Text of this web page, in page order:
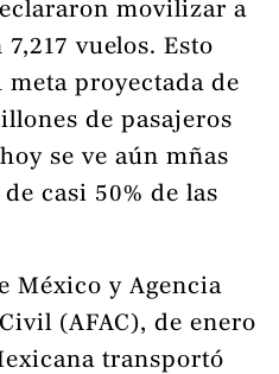
movilizar a
vuelos. Esto
meta proyectada de
de pasajeros
se ve aún mñas
casi 50% de las
México y Agencia
(AFAC), de enero
transportó